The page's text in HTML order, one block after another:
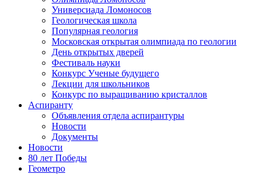
Универсиада Ломоносов
Геологическая школа
Популярная геология
Московская открытая олимпиада по геологии
День открытых дверей
Фестиваль науки
Конкурс Ученые будущего
Лекции для школьников
Конкурс по выращиванию кристаллов
Аспиранту
Объявления отдела аспирантуры
Новости
Документы
Новости
80 лет Победы
Геометро